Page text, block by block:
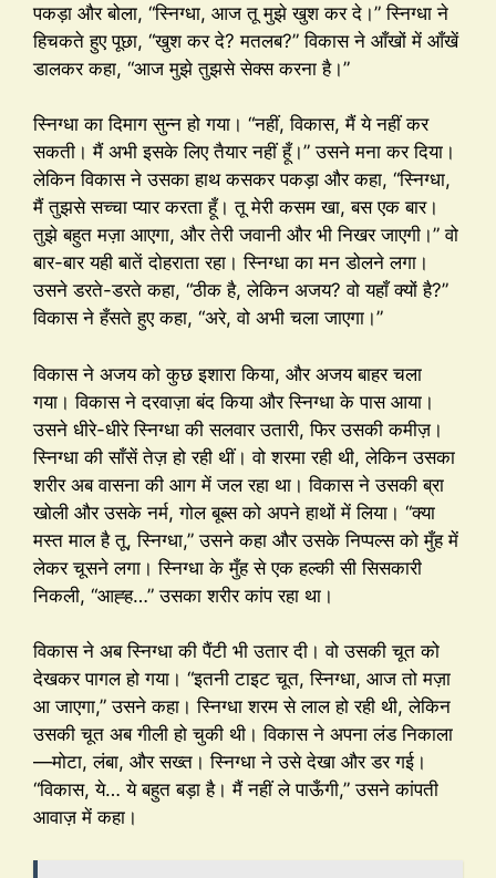
पकड़ा और बोला, “स्निग्धा, आज तू मुझे खुश कर दे।” स्निग्धा ने
हिचकते हुए पूछा, “खुश कर दे? मतलब?” विकास ने आँखों में आँखें
डालकर कहा, “आज मुझे तुझसे सेक्स करना है।”
स्निग्धा का दिमाग सुन्न हो गया। “नहीं, विकास, मैं ये नहीं कर
सकती। मैं अभी इसके लिए तैयार नहीं हूँ।” उसने मना कर दिया।
लेकिन विकास ने उसका हाथ कसकर पकड़ा और कहा, “स्निग्धा,
मैं तुझसे सच्चा प्यार करता हूँ। तू मेरी कसम खा, बस एक बार।
तुझे बहुत मज़ा आएगा, और तेरी जवानी और भी निखर जाएगी।” वो
बार-बार यही बातें दोहराता रहा। स्निग्धा का मन डोलने लगा।
उसने डरते-डरते कहा, “ठीक है, लेकिन अजय? वो यहाँ क्यों है?”
विकास ने हँसते हुए कहा, “अरे, वो अभी चला जाएगा।”
विकास ने अजय को कुछ इशारा किया, और अजय बाहर चला
गया। विकास ने दरवाज़ा बंद किया और स्निग्धा के पास आया।
उसने धीरे-धीरे स्निग्धा की सलवार उतारी, फिर उसकी कमीज़।
स्निग्धा की साँसें तेज़ हो रही थीं। वो शरमा रही थी, लेकिन उसका
शरीर अब वासना की आग में जल रहा था। विकास ने उसकी ब्रा
खोली और उसके नर्म, गोल बूब्स को अपने हाथों में लिया। “क्या
मस्त माल है तू, स्निग्धा,” उसने कहा और उसके निप्पल्स को मुँह में
लेकर चूसने लगा। स्निग्धा के मुँह से एक हल्की सी सिसकारी
निकली, “आह्ह…” उसका शरीर कांप रहा था।
विकास ने अब स्निग्धा की पैंटी भी उतार दी। वो उसकी चूत को
देखकर पागल हो गया। “इतनी टाइट चूत, स्निग्धा, आज तो मज़ा
आ जाएगा,” उसने कहा। स्निग्धा शरम से लाल हो रही थी, लेकिन
उसकी चूत अब गीली हो चुकी थी। विकास ने अपना लंड निकाला
—मोटा, लंबा, और सख्त। स्निग्धा ने उसे देखा और डर गई।
“विकास, ये… ये बहुत बड़ा है। मैं नहीं ले पाऊँगी,” उसने कांपती
आवाज़ में कहा।